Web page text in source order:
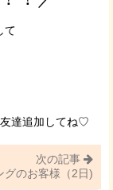
て
達追加してね♡
次の記事
グのお客様（2日)